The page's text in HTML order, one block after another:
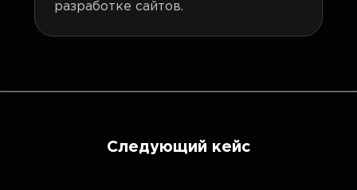
разработке сайтов.
Следующий кейс